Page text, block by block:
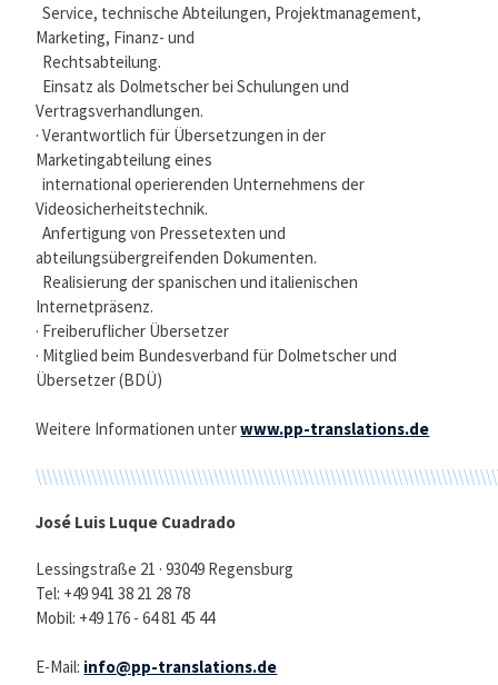
Service, technische Abteilungen, Projektmanagement,
Marketing, Finanz- und
Rechtsabteilung.
Einsatz als Dolmetscher bei Schulungen und
Vertragsverhandlungen.
· Verantwortlich für Übersetzungen in der
Marketingabteilung eines
international operierenden Unternehmens der
Videosicherheitstechnik.
Anfertigung von Pressetexten und
abteilungsübergreifenden Dokumenten.
Realisierung der spanischen und italienischen
Internetpräsenz.
· Freiberuflicher Übersetzer
· Mitglied beim Bundesverband für Dolmetscher und
Übersetzer (BDÜ)
Weitere Informationen unterwww.pp-translations.de
José Luis Luque Cuadrado
Lessingstraße 21 · 93049 Regensburg
Tel: +49 941 38 21 28 78
Mobil: +49 176 - 64 81 45 44
E-Mail: info@pp-translations.de